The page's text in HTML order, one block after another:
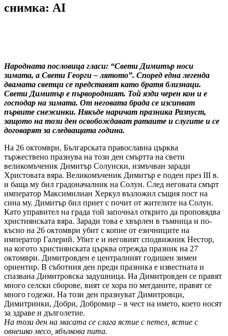
снимка: AI
Народната пословица гласи: “Свети Димитър носи
зимата, а Свети Георги – лятото”. Според една легенда
двамата светци се представят като братя близнаци.
Свети Димитър е първородният. Той язди черен кон и е
господар на зимата. От неговата брада се изсипват
първите снежинки. Някъде наричат празника Разпуст,
защото на този ден освобождават ратаите и слугите и се
договарят за следващата година.
На 26 октомври, Българската православна църква
тържествено празнува на този ден смъртта на свети
великомъченик Димитър Солунски, измъчван заради
Христовата вяра. Великомъченик Димитър е поден през III в.
и баща му бил градоначалник на Солун. След неговата смърт
император Максимилиан Херкул възложил същия пост на
сина му. Димитър бил приет с почит от жителите на Солун.
Като управител на града той започнал открито да проповядва
християнската вяра. Заради това е хвърлен в тъмница и по-
късно на 26 октомври убит с копие от езичниците на
император Галерий. Убит е и неговият сподвижник Нестор,
на когото християнската църква отрежда празник на 27
октомври. Димитровден е централният годишен зимен
ориентир. В съботния ден преди празника е известната и
спазвана Димитровска задушница. На Димитровден се правят
много селски сборове, вият се хора по мегданите, правят се
много годежи. На този ден празнуват Димитровци,
Димитринки, Добри, Добромир – в чест на името, което носят
за здраве и дълголетие.
На този ден на масата се слага ястие с петел, ястие с
овнешко месо, ябълкова пита.